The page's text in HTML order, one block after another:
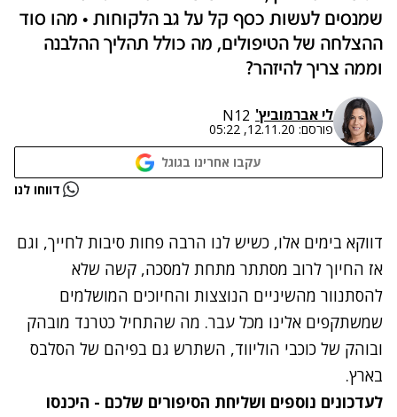
שמנסים לעשות כסף קל על גב הלקוחות • מהו סוד
ההצלחה של הטיפולים, מה כולל תהליך ההלבנה
וממה צריך להיזהר?
לי אברמוביץ' N12
פורסם: 12.11.20, 05:22
עקבו אחרינו בגוגל
נתקלנו בבעיה דווחו לנו
דווקא בימים אלו, כשיש לנו הרבה פחות סיבות לחייך, וגם
אז החיוך לרוב מסתתר מתחת למסכה, קשה שלא
להסתנוור מהשיניים הנוצצות והחיוכים המושלמים
שמשתקפים אלינו מכל עבר. מה שהתחיל כטרנד מובהק
ובוהק של כוכבי הוליווד, השתרש גם בפיהם של הסלבס
בארץ.
לעדכונים נוספים ושליחת הסיפורים שלכם - היכנסו